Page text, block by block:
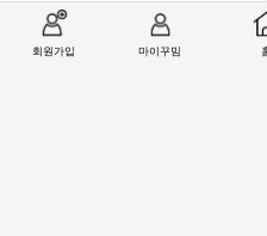
회원가입 마이꾸밈